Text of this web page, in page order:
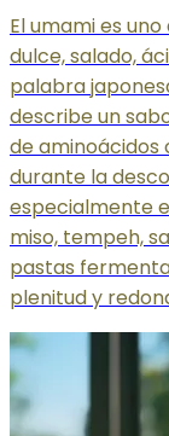
El umami es
dulce, salado,
palabra
describe un
de aminoácidos
durante la
especialmente
miso, tempeh,
pastas
plenitud y